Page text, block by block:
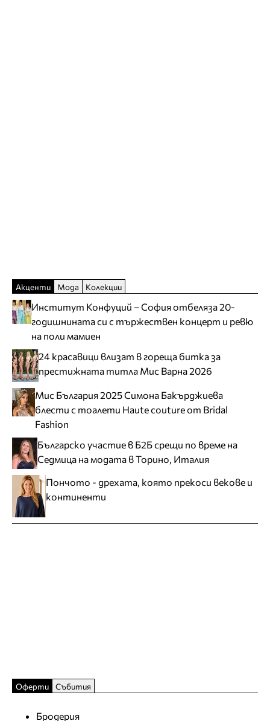
Акценти Мода Колекции
Институт Конфуций – София отбеляза 20-
годишнината си с тържествен концерт и ревю
на поли мамиен
24 красавици влизат в гореща битка за
престижната титла Мис Варна 2026
Мис България 2025 Симона Бакърджиева
блести с тоалети Haute couture от Bridal
Fashion
Българско участие в Б2Б срещи по време на
Седмица на модата в Торино, Италия
Пончото - дрехата, която прекоси векове и
континенти
Оферти Събития
Бродерия